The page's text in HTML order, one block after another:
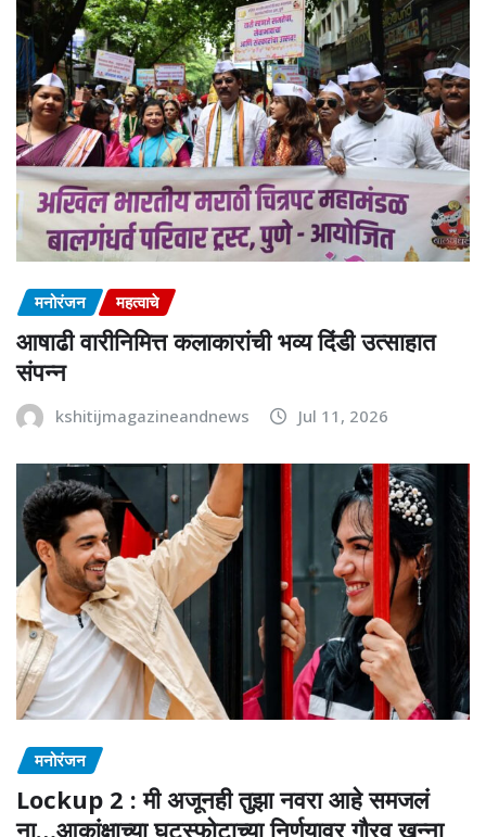
मनोरंजन महत्वाचे
आषाढी वारीनिमित्त कलाकारांची भव्य दिंडी उत्साहात
संपन्न
kshitijmagazineandnews Jul 11, 2026
मनोरंजन
Lockup 2 : मी अजूनही तुझा नवरा आहे समजलं
ना…आकांक्षाच्या घटस्फोटाच्या निर्णयावर गौरव खन्ना